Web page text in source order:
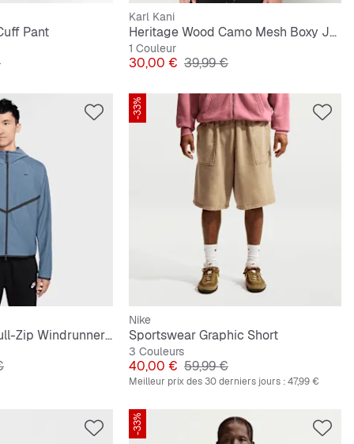
Pant
Karl Kani
Heritage Wood Camo Mesh Boxy Jersey
1 Couleur
Prix
30,00 € Prix original
39,99 €
Tech Shori Knit Full-Zip Windrunner Jacket
-33%
Nike
Sportswear Graphic Short
3 Couleurs
Prix
40,00 € Prix original
59,99 €
Meilleur prix des 30 derniers jours :47,99 €
-33%